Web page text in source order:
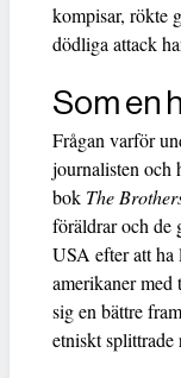
kompisar, rökte
dödliga attack
Som en
Frågan varför
journalisten och
bok The
föräldrar och de
USA efter att ha
amerikaner med
sig en bättre
etniskt